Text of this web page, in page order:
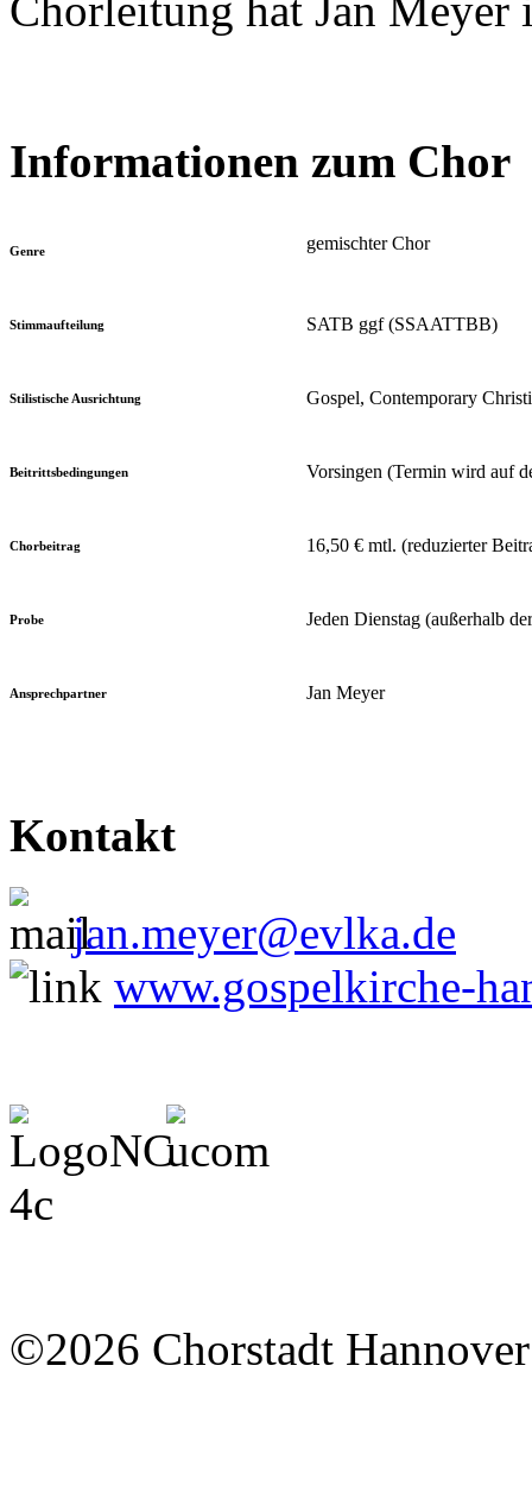
Chorleitung hat Jan Meyer
Informationen zum Chor
Genre gemischter Chor
Stimmaufteilung SATB ggf (SSAATTBB)
Stilistische Ausrichtung Gospel, Contemporary
Beitrittsbedingungen Vorsingen (Termin wird auf
Chorbeitrag 16,50 € mtl. (reduzierter
Probe Jeden Dienstag (außerhalb
Ansprechpartner Jan Meyer
Kontakt
jan.meyer@evlka.de
www.gospelkirche-
©2026 Chorstadt Hannover